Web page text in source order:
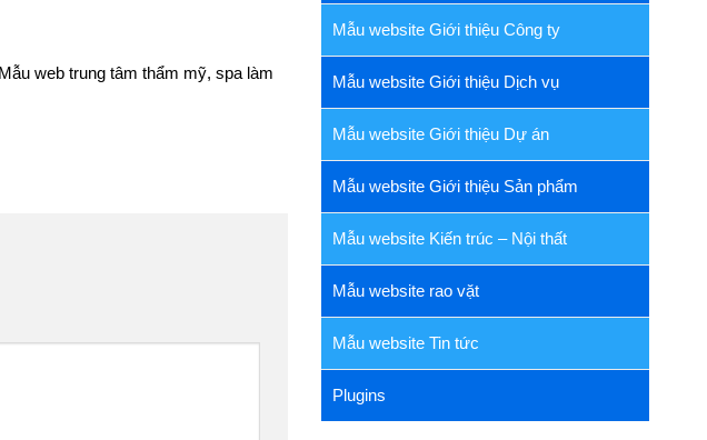
web trung tâm thẩm mỹ, spa làm
Mẫu website Giới thiệu Công ty
Mẫu website Giới thiệu Dịch vụ
Mẫu website Giới thiệu Dự án
Mẫu website Giới thiệu Sản phẩm
Mẫu website Kiến trúc – Nội thất
Mẫu website rao vặt
Mẫu website Tin tức
Plugins